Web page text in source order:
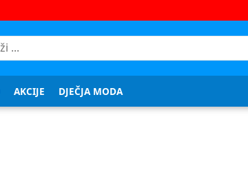
AKCIJE DJEČJA MODA